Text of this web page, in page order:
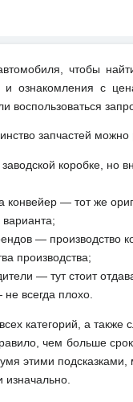
чтобы
и ознакомления с
воспользоваться
запчастей
коробке, но
конвейер — тот же
варианта;
— производство
производства;
— тут стоит
всегда плохо.
категорий, а
чем больше
этими